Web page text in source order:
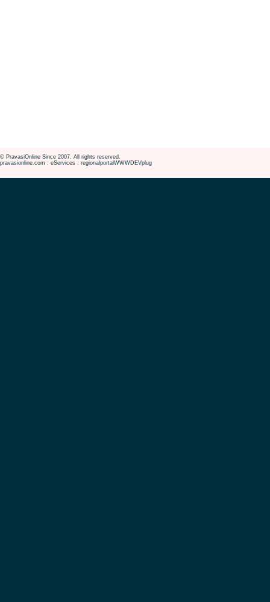
© PravasiOnline Since 2007. All rights reserved.
pravasionline.com : eServices : regionalportalWWWDEVplug